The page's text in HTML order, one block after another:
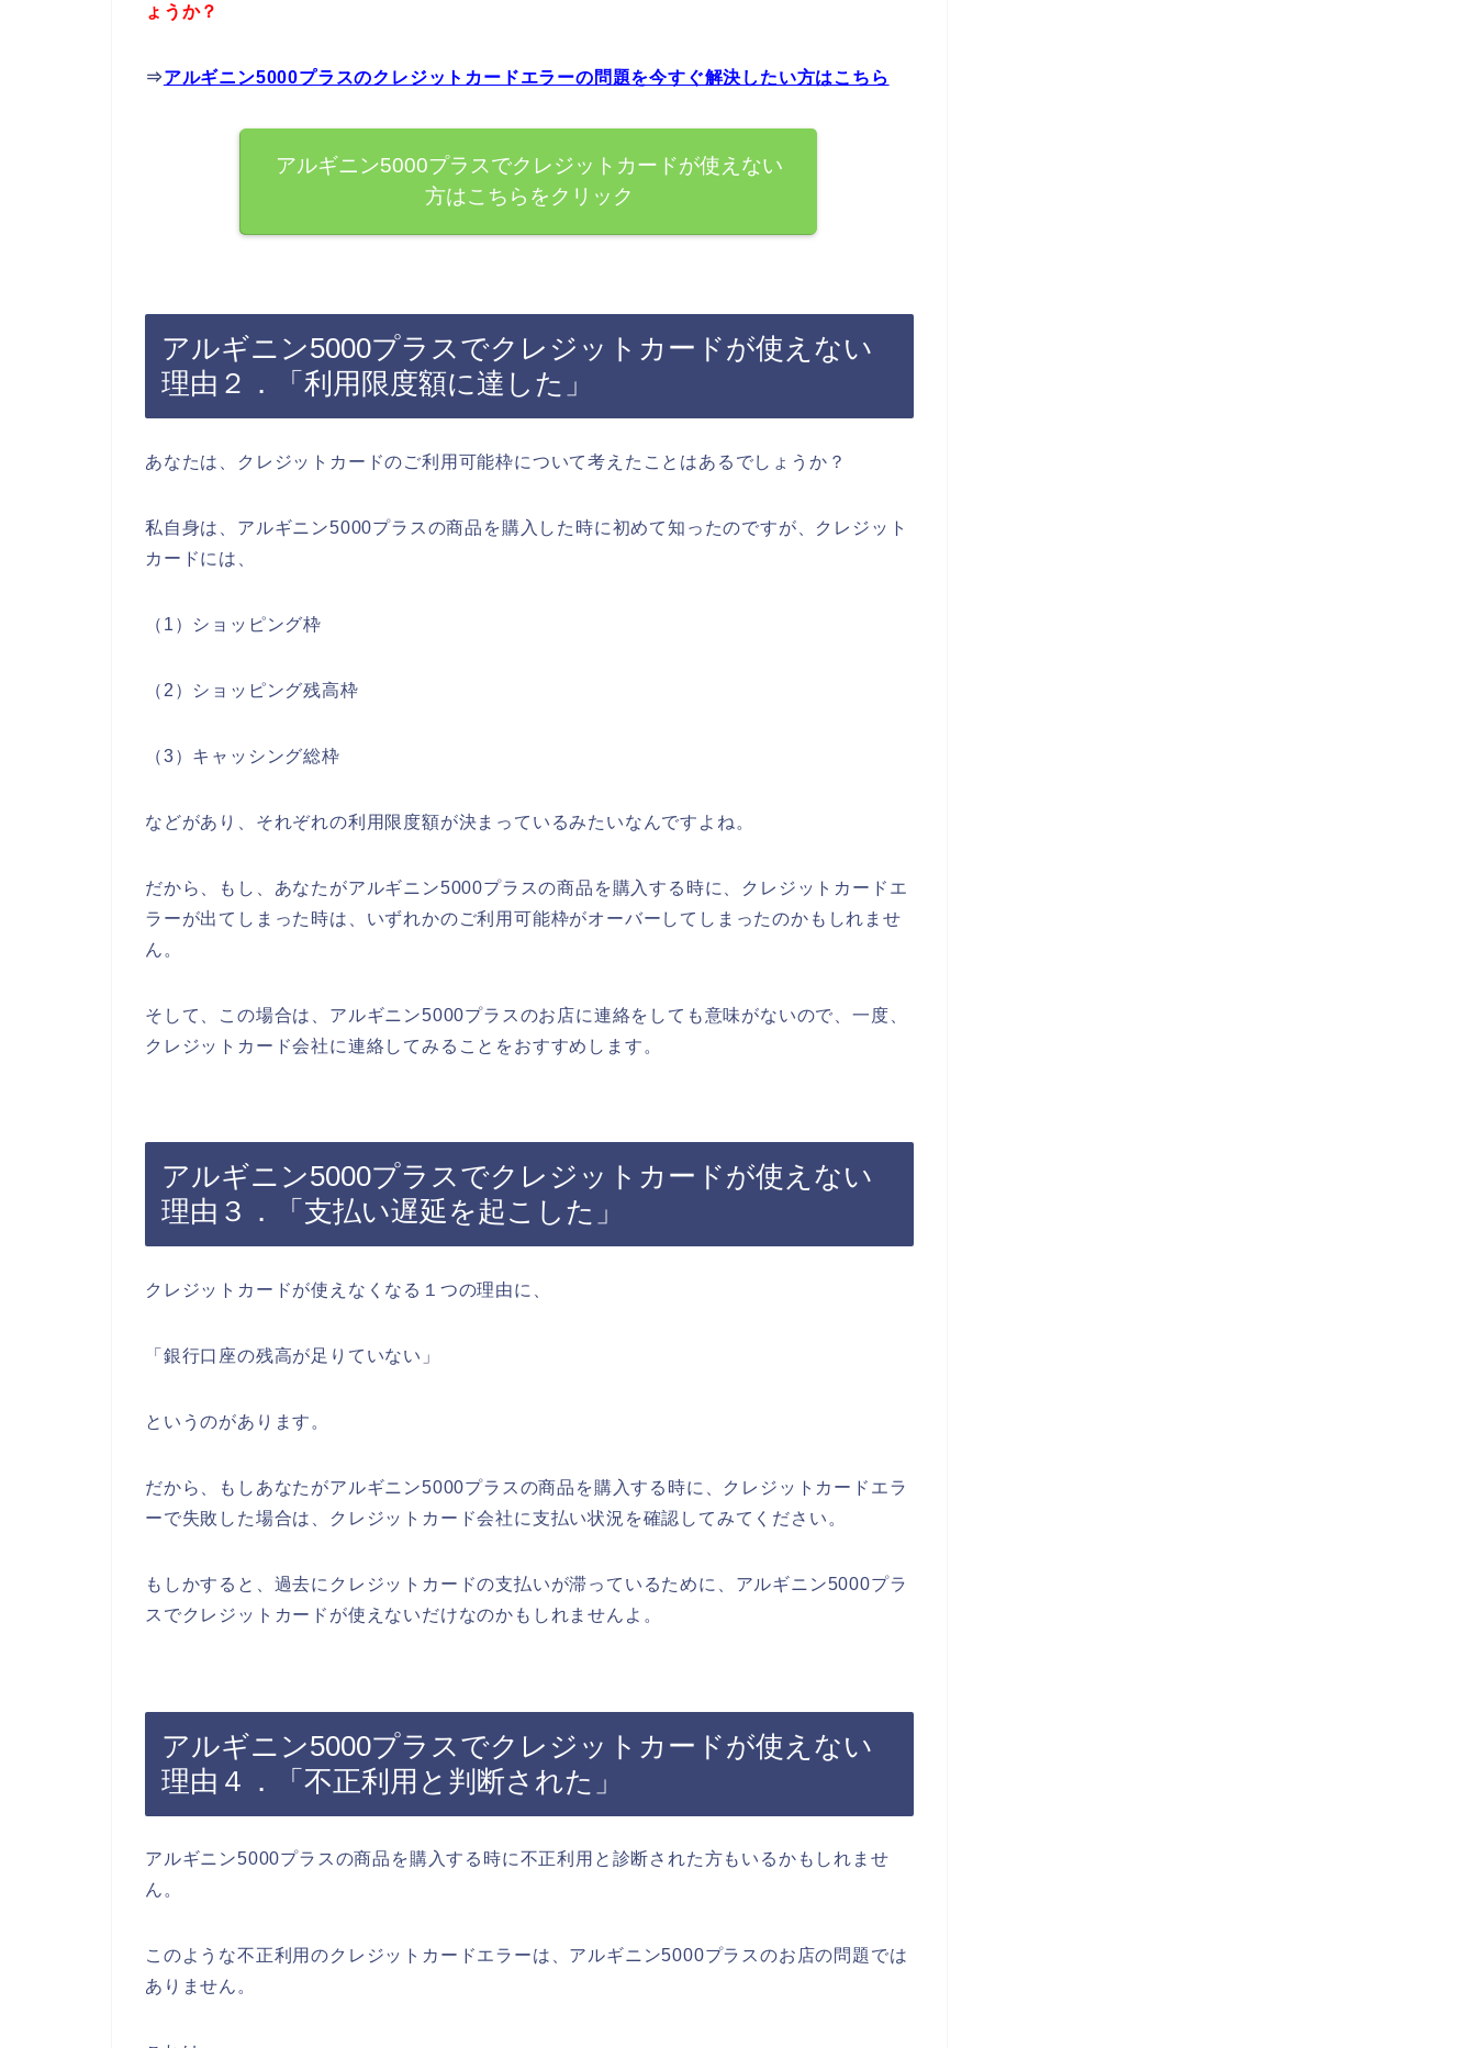
ょうか？
⇒アルギニン5000プラスのクレジットカードエラーの問題を今すぐ解決したい方はこちら
アルギニン5000プラスでクレジットカードが使えない
方はこちらをクリック
アルギニン5000プラスでクレジットカードが使えない
理由２．「利用限度額に達した」
あなたは、クレジットカードのご利用可能枠について考えたことはあるでしょうか？
私自身は、アルギニン5000プラスの商品を購入した時に初めて知ったのですが、クレジット
カードには、
（1）ショッピング枠
（2）ショッピング残高枠
（3）キャッシング総枠
などがあり、それぞれの利用限度額が決まっているみたいなんですよね。
だから、もし、あなたがアルギニン5000プラスの商品を購入する時に、クレジットカードエ
ラーが出てしまった時は、いずれかのご利用可能枠がオーバーしてしまったのかもしれませ
ん。
そして、この場合は、アルギニン5000プラスのお店に連絡をしても意味がないので、一度、
クレジットカード会社に連絡してみることをおすすめします。
アルギニン5000プラスでクレジットカードが使えない
理由３．「支払い遅延を起こした」
クレジットカードが使えなくなる１つの理由に、
「銀行口座の残高が足りていない」
というのがあります。
だから、もしあなたがアルギニン5000プラスの商品を購入する時に、クレジットカードエラ
ーで失敗した場合は、クレジットカード会社に支払い状況を確認してみてください。
もしかすると、過去にクレジットカードの支払いが滞っているために、アルギニン5000プラ
スでクレジットカードが使えないだけなのかもしれませんよ。
アルギニン5000プラスでクレジットカードが使えない
理由４．「不正利用と判断された」
アルギニン5000プラスの商品を購入する時に不正利用と診断された方もいるかもしれませ
ん。
このような不正利用のクレジットカードエラーは、アルギニン5000プラスのお店の問題では
ありません。